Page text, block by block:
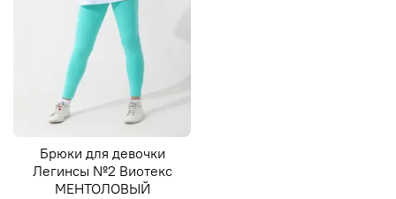
Брюки для девочки
Легинсы №2 Виотекс
МЕНТОЛОВЫЙ